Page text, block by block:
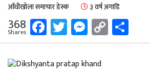
आँधीखोला समाचार डेस्क ३ वर्ष अगाडि
368
Shares Facebook
Twitter
Messenger
Copy
Link